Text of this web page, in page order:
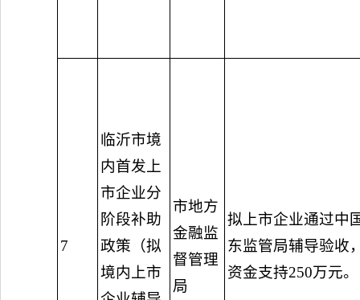
7
临沂市境
内首发上
市企业分
阶段补助
政策（拟
境内上市
市地方
金融监
督管理
局
拟上市企业通过中
东监管局辅导验收
资金支持250万元。